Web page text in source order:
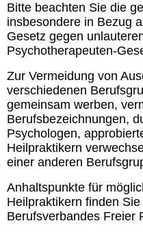
Bitte beachten Sie die
insbesondere in Bezug
Gesetz gegen
Psychotherapeuten-
Zur Vermeidung von
verschiedenen
gemeinsam werben,
Berufsbezeichnungen,
Psychologen,
Heilpraktikern
einer anderen
Anhaltspunkte für
Heilpraktikern finden
Berufsverbandes Freier